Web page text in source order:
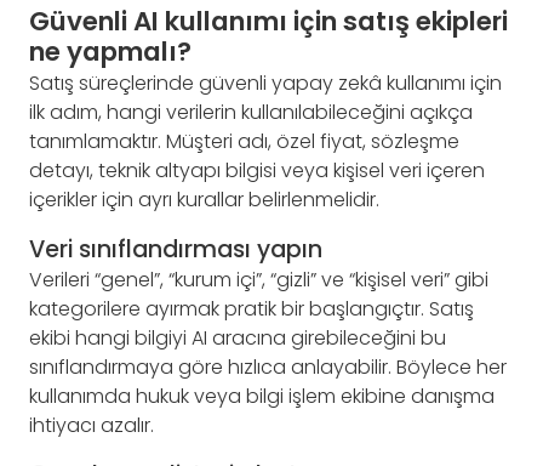
Güvenli AI kullanımı için satış ekipleri
ne yapmalı?
Satış süreçlerinde güvenli yapay zekâ kullanımı için
ilk adım, hangi verilerin kullanılabileceğini açıkça
tanımlamaktır. Müşteri adı, özel fiyat, sözleşme
detayı, teknik altyapı bilgisi veya kişisel veri içeren
içerikler için ayrı kurallar belirlenmelidir.
Veri sınıflandırması yapın
Verileri “genel”, “kurum içi”, “gizli” ve “kişisel veri” gibi
kategorilere ayırmak pratik bir başlangıçtır. Satış
ekibi hangi bilgiyi AI aracına girebileceğini bu
sınıflandırmaya göre hızlıca anlayabilir. Böylece her
kullanımda hukuk veya bilgi işlem ekibine danışma
ihtiyacı azalır.